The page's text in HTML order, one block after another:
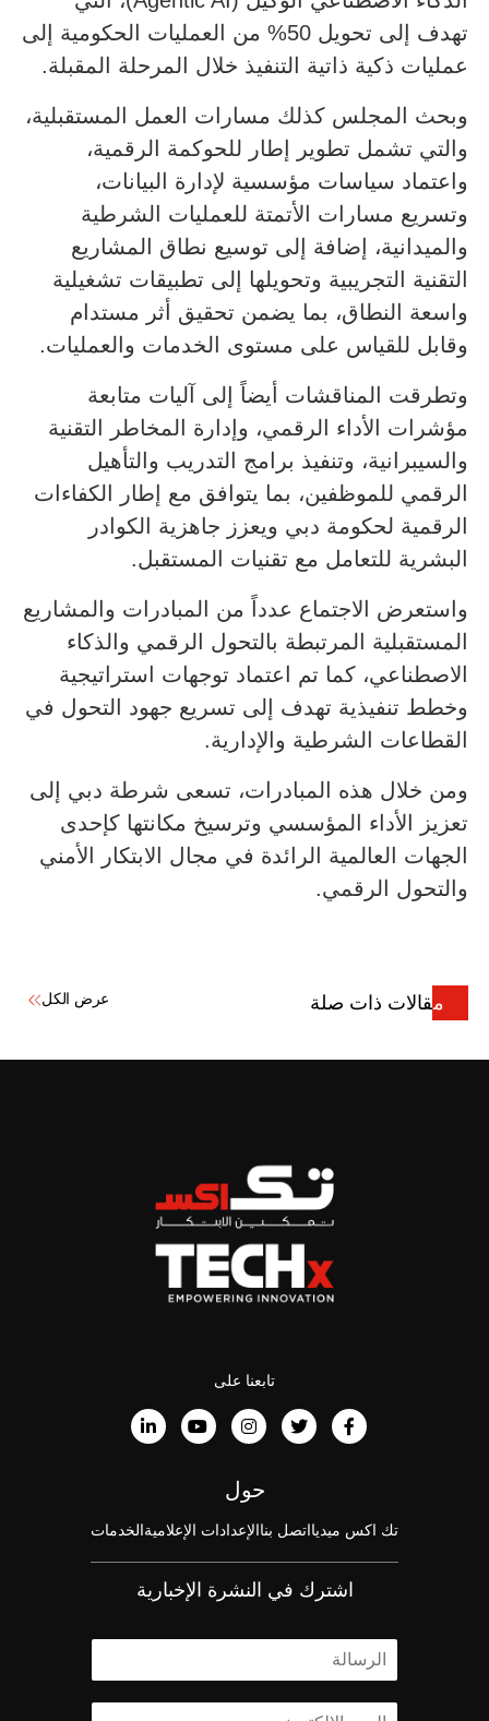
تهدف إلى تحويل 50% من العمليات الحكومية إلى
عمليات ذكية ذاتية التنفيذ خلال المرحلة المقبلة.
وبحث المجلس كذلك مسارات العمل المستقبلية،
والتي تشمل تطوير إطار للحوكمة الرقمية،
واعتماد سياسات مؤسسية لإدارة البيانات،
وتسريع مسارات الأتمتة للعمليات الشرطية
والميدانية، إضافة إلى توسيع نطاق المشاريع
التقنية التجريبية وتحويلها إلى تطبيقات تشغيلية
واسعة النطاق، بما يضمن تحقيق أثر مستدام
وقابل للقياس على مستوى الخدمات والعمليات.
وتطرقت المناقشات أيضاً إلى آليات متابعة
مؤشرات الأداء الرقمي، وإدارة المخاطر التقنية
والسيبرانية، وتنفيذ برامج التدريب والتأهيل
الرقمي للموظفين، بما يتوافق مع إطار الكفاءات
الرقمية لحكومة دبي ويعزز جاهزية الكوادر
البشرية للتعامل مع تقنيات المستقبل.
واستعرض الاجتماع عدداً من المبادرات والمشاريع
المستقبلية المرتبطة بالتحول الرقمي والذكاء
الاصطناعي، كما تم اعتماد توجهات استراتيجية
وخطط تنفيذية تهدف إلى تسريع جهود التحول في
القطاعات الشرطية والإدارية.
ومن خلال هذه المبادرات، تسعى شرطة دبي إلى
تعزيز الأداء المؤسسي وترسيخ مكانتها كإحدى
الجهات العالمية الرائدة في مجال الابتكار الأمني
والتحول الرقمي.
مقالات ذات صلة عرض الكل
تابعنا على
حول
تك اكس ميديااتصل بناالإعدادات الإعلاميةالخدمات
اشترك في النشرة الإخبارية
س